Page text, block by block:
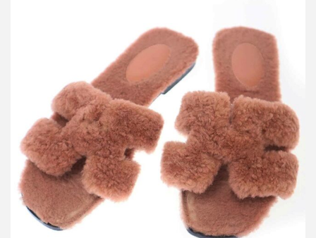
エルメス オランムートンファーサンダル
買取金額12,000円
詳しく見る